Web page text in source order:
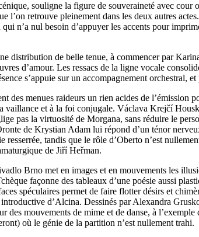
souligne la figure de souveraineté avec
l’on retrouve pleinement dans les deux autres
n’a nul besoin d’appuyer les accents pour
distribution de belle tenue, à commencer par
d’amour. Les ressacs de la ligne vocale
s’appuie sur un accompagnement orchestral,
des menues raideurs un rien acides de
et à la foi conjugale. Václava Krejčí
pas la virtuosité de Morgana, sans réduire le
de Krystian Adam lui répond d’un ténor
resserrée, tandis que le rôle d’Oberto n’est
de Jiří Heřman.
Brno met en images et en mouvements les
façonne des tableaux d’une poésie aussi
spéculaires permet de faire flotter désirs et
d’Alcina. Dessinés par Alexandra
des mouvements de mime et de danse, à
où le génie de la partition n’est nullement trahi.